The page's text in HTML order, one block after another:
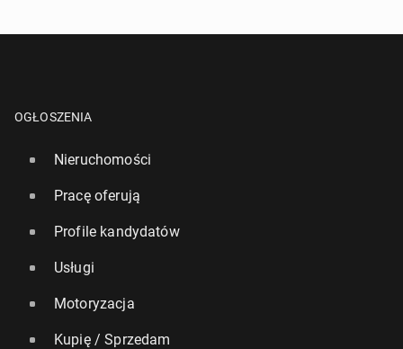
OGŁOSZENIA
Nieruchomości
Pracę oferują
Profile kandydatów
Usługi
Motoryzacja
Kupię / Sprzedam